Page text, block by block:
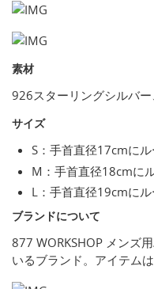
素材
926スターリングシルバ
サイズ
S：手首直径17cmに
M：手首直径18cmに
L：手首直径19cmにル
ブランドについて
877 WORKSHOP メンズ
いるブランド。アイテム